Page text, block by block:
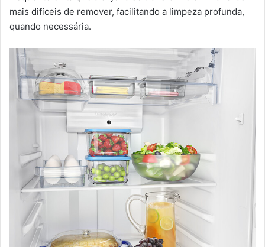
mais difíceis de remover, facilitando a limpeza profunda,
quando necessária.